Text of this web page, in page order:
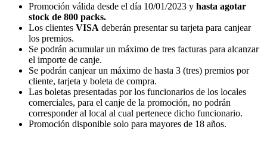
Promoción válida desde el día 10/01/2023 y hasta agotar
stock de 800 packs.
Los clientes VISA deberán presentar su tarjeta para canjear
los premios.
Se podrán acumular un máximo de tres facturas para alcanzar
el importe de canje.
Se podrán canjear un máximo de hasta 3 (tres) premios por
cliente, tarjeta y boleta de compra.
Las boletas presentadas por los funcionarios de los locales
comerciales, para el canje de la promoción, no podrán
corresponder al local al cual pertenece dicho funcionario.
Promoción disponible solo para mayores de 18 años.